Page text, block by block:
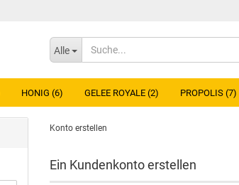
Alle
HONIG (6) GELEE ROYALE (2) PROPOLIS (7)
Konto erstellen
Ein Kundenkonto erstellen